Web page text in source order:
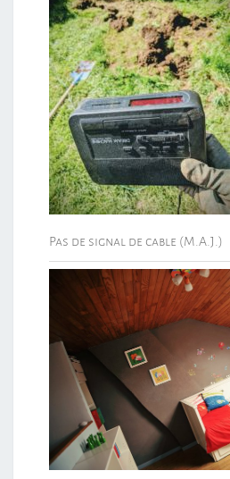
Pas de signal de cable (M.A.J.)